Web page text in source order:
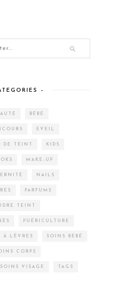
–
BÉBÉ
EVEIL
DE TEINT KIDS
MAKE-UP
NAILS
PARFUMS
TEINT
PUÉRICULTURE
À LÈVRES SOINS BÉBÉ
CORPS
SOINS VISAGE TAGS